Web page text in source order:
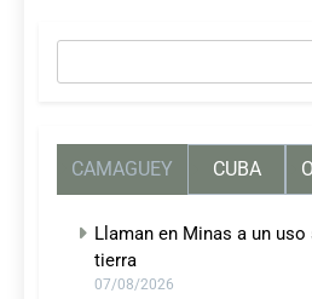
CAMAGUEY CUBA
Llaman en Minas a un
tierra
07/08/2026